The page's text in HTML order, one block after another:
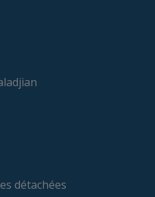
détachées